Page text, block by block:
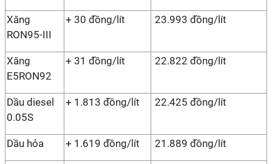
Xăng
RON95-III
+ 30 đồng/lít 23.993 đồng/lít
Xăng
E5RON92
+ 31 đồng/lít 22.822 đồng/lít
Dầu diesel
0.05S
+ 1.813 đồng/lít 22.425 đồng/lít
Dầu hỏa + 1.619 đồng/lít 21.889 đồng/lít